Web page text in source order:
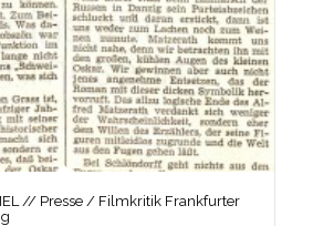
// Presse / Filmkritik Frankfurter